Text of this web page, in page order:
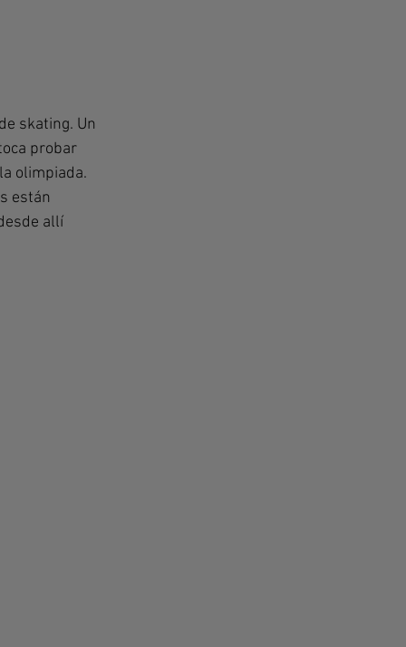
skating. Un
probar
olimpiada.
están
allí